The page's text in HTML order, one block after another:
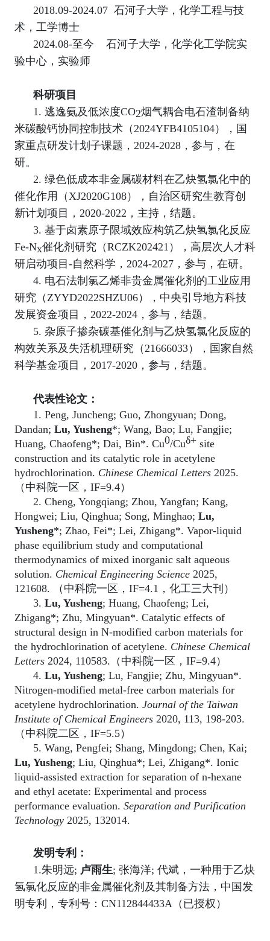
2018.09-2024.07 石河子大学，化学工程与技
术，工学博士
2024.08-至今 石河子大学，化学化工学院实
验中心，实验师
科研项目
1. 逃逸氨及低浓度CO2烟气耦合电石渣制备纳
米碳酸钙协同控制技术（ 2024YFB4105104），国
家重点研发计划子课题， 2024-2028 ，参与，在
研。
2. 绿色低成本非金属碳材料在乙炔氢氯化中的
催化作用（ XJ2020G108），自治区研究生教育创
新计划项目， 2020-2022 ，主持，结题。
3. 基于卤素原子限域效应构筑乙炔氢氯化反应
Fe-Nx催化剂研究（RCZK202421 ），高层次人才科
研启动项目-自然科学， 2024-2027 ，参与，在研。
4. 电石法制氯乙烯非贵金属催化剂的工业应用
研究（ ZYYD2022SHZU06），中央引导地方科技
发展资金项目， 2022-2024 ，参与，结题。
5. 杂原子掺杂碳基催化剂与乙炔氢氯化反应的
构效关系及失活机理研究（ 21666033），国家自然
科学基金项目， 2017-2020 ，参与，结题。
代表性论文：
1. Peng, Juncheng; Guo, Zhongyuan; Dong,
Dandan; Lu, Yusheng*; Wang, Bao; Lu, Fangjie;
Huang, Chaofeng*; Dai, Bin*. Cu0/Cuδ+ site
construction and its catalytic role in acetylene
hydrochlorination. Chinese Chemical Letters 2025.
（中科院一区， IF=9.4）
2. Cheng, Yongqiang; Zhou, Yangfan; Kang,
Hongwei; Liu, Qinghua; Song, Minghao; Lu,
Yusheng*; Zhao, Fei*; Lei, Zhigang*. Vapor-liquid
phase equilibrium study and computational
thermodynamics of mixed inorganic salt aqueous
solution. Chemical Engineering Science 2025,
121608.
（中科院一区， IF=4.1 ，化工三大刊）
3. Lu, Yusheng; Huang, Chaofeng; Lei,
Zhigang*; Zhu, Mingyuan*. Catalytic effects of
structural design in N-modified carbon materials for
the hydrochlorination of acetylene. Chinese Chemical
Letters 2024, 110583. （中科院一区， IF=9.4）
4. Lu, Yusheng; Lu, Fangjie; Zhu, Mingyuan*.
Nitrogen-modified metal-free carbon materials for
acetylene hydrochlorination. Journal of the Taiwan
Institute of Chemical Engineers 2020, 113, 198-203.
（中科院二区， IF=5.5）
5. Wang, Pengfei; Shang, Mingdong; Chen, Kai;
Lu, Yusheng; Liu, Qinghua*; Lei, Zhigang*. Ionic
liquid-assisted extraction for separation of n-hexane
and ethyl acetate: Experimental and process
performance evaluation. Separation and Purification
Technology 2025, 132014.
发明专利：
1.朱明远; 卢雨生; 张海洋; 代斌，一种用于乙炔
氢氯化反应的非金属催化剂及其制备方法，中国发
明专利，专利号： CN112844433A （已授权）